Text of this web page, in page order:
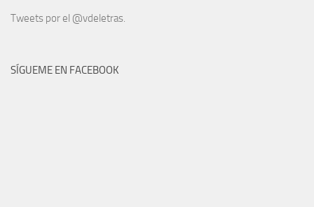
Tweets por el @vdeletras.
SÍGUEME EN FACEBOOK